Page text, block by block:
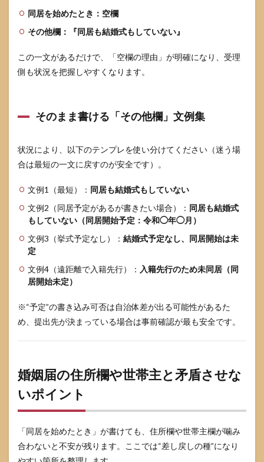
同居を始めたとき：空欄
その他欄：『同居も結婚式もしていない』
この一文があるだけで、「空欄の理由」が明確になり、受理
側も状況を把握しやすくなります。
そのまま書ける「その他欄」文例集
状況により、以下のテンプレを使い分けてください（迷う場
合は最短の一文に戻すのが安全です）。
文例1（最短）： 同居も結婚式もしていない
文例2（同居予定があるが書きたい場合）： 同居も結婚式
もしていない（同居開始予定：令和◯年◯月）
文例3（挙式予定なし）： 結婚式予定なし、同居開始は未
定
文例4（遠距離で入籍先行）： 入籍先行のため未同居（同
居開始未定）
※“予定”の書き込み可否は自治体差が出る可能性があるた
め、提出先が決まっている場合は事前確認が最も安全です。
婚姻届の住所欄や世帯主と矛盾させな
いポイント
「同居を始めたとき」が書けても、住所欄や世帯主欄が噛み
合わないと不安が残ります。ここでは“差し戻しの種”になり